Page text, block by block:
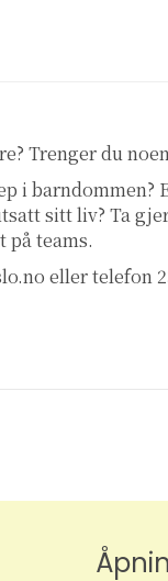
Trenger du
i
sitt liv? Ta
teams.
eller telefon